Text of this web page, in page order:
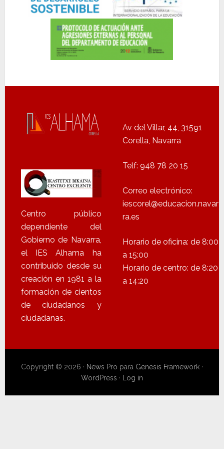
Centro público
dependiente del
Gobierno de Navarra,
el IES Alhama ha
contribuido desde su
creación en 1981 a la
formación de cientos
de ciudadanos y
ciudadanas.
Av del Villar, 44, 31591
Corella, Navarra
Telf: 948 78 20 15
Correo electrónico:
iescorel@educacion.navar
ra.es
Horario de oficina: de 8:00
a 15:00
Horario de centro: de 8:20
a 14:20
Copyright © 2026 · News Pro para Genesis Framework·
WordPress · Log in